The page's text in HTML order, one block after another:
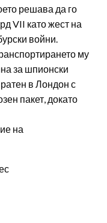
решава да го
VII като жест на
войни.
му
за шпионски
в Лондон с
пакет, докато
на